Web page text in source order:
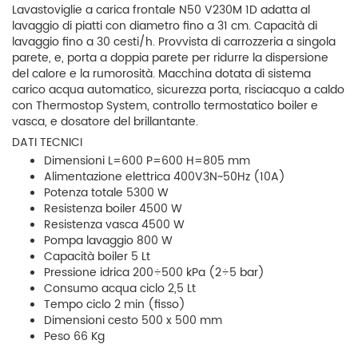
Lavastoviglie a carica frontale N50 V230M 1D adatta al
lavaggio di piatti con diametro fino a 31 cm. Capacità di
lavaggio fino a 30 cesti/h. Provvista di carrozzeria a singola
parete, e, porta a doppia parete per ridurre la dispersione
del calore e la rumorosità. Macchina dotata di sistema
carico acqua automatico, sicurezza porta, risciacquo a caldo
con Thermostop System, controllo termostatico boiler e
vasca, e dosatore del brillantante.
DATI TECNICI
Dimensioni L=600 P=600 H=805 mm
Alimentazione elettrica 400V3N~50Hz (10A)
Potenza totale 5300 W
Resistenza boiler 4500 W
Resistenza vasca 4500 W
Pompa lavaggio 800 W
Capacità boiler 5 Lt
Pressione idrica 200÷500 kPa (2÷5 bar)
Consumo acqua ciclo 2,5 Lt
Tempo ciclo 2 min (fisso)
Dimensioni cesto 500 x 500 mm
Peso 66 Kg